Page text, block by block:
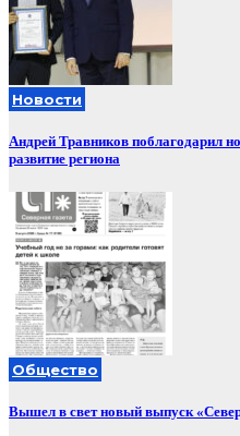
Новости
Андрей Травников поблагодарил
развитие региона
Общество
Вышел в свет новый выпуск